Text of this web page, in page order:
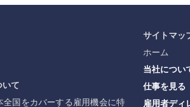
いて
全国をカバーする雇用機会に特
サイトマッ
ホーム
当社につい
仕事を見る
雇用者ディ